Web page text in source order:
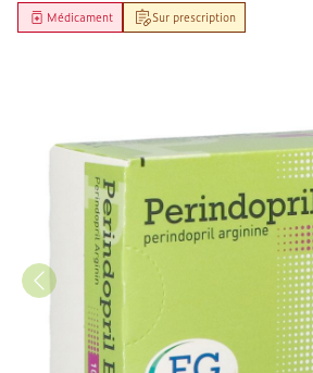
Sur prescription
Médicament